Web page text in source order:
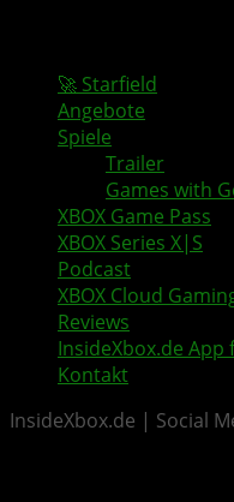
🚀 Starfield
Angebote
Spiele
Trailer
Games with
XBOX Game Pass
XBOX Series X|S
Podcast
XBOX Cloud
Reviews
InsideXbox.de
Kontakt
InsideXbox.de | Social